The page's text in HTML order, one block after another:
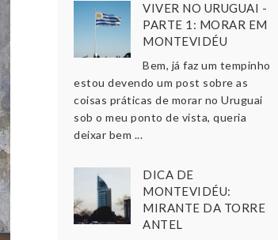
VIVER NO URUGUAI -
PARTE 1: MORAR EM
MONTEVIDÉU
Bem, já faz um tempinho
estou devendo um post sobre as
coisas práticas de morar no Uruguai
sob o meu ponto de vista, queria
deixar bem ...
DICA DE
MONTEVIDÉU:
MIRANTE DA TORRE
ANTEL